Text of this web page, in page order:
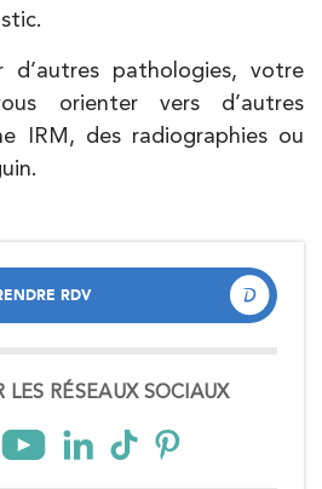
RDV
LES RÉSEAUX SOCIAUX
d’autres pathologies, votre
orienter vers d’autres
IRM, des radiographies ou